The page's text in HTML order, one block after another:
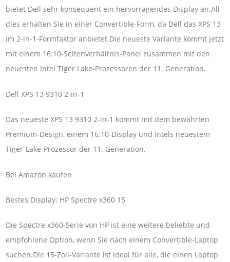
bietet Dell sehr konsequent ein hervorragendes Display an.All
dies erhalten Sie in einer Convertible-Form, da Dell das XPS 13
im 2-in-1-Formfaktor anbietet.Die neueste Variante kommt jetzt
mit einem 16:10-Seitenverhältnis-Panel zusammen mit den
neuesten Intel Tiger Lake-Prozessoren der 11. Generation.
Dell XPS 13 9310 2-in-1
Das neueste XPS 13 9310 2-in-1 kommt mit dem bewährten
Premium-Design, einem 16:10-Display und Intels neuestem
Tiger-Lake-Prozessor der 11. Generation.
Bei Amazon kaufen
Bestes Display: HP Spectre x360 15
Die Spectre x360-Serie von HP ist eine weitere beliebte und
empfohlene Option, wenn Sie nach einem Convertible-Laptop
suchen.Die 15-Zoll-Variante ist ideal für alle, die einen Laptop